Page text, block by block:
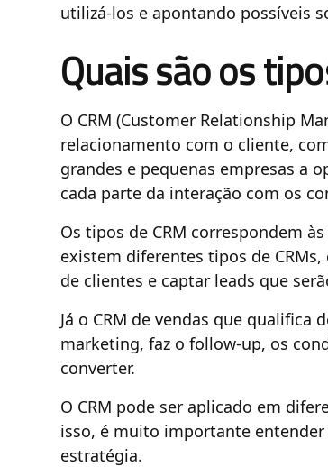
utilizá-los e apontando possíveis
Quais são os
O CRM (Customer Relationship
relacionamento com o cliente,
grandes e pequenas empresas a
cada parte da interação com os
Os tipos de CRM correspondem
existem diferentes tipos de
de clientes e captar leads que
Já o CRM de vendas que
marketing, faz o follow-up, os
converter.
O CRM pode ser aplicado em
isso, é muito importante
estratégia.